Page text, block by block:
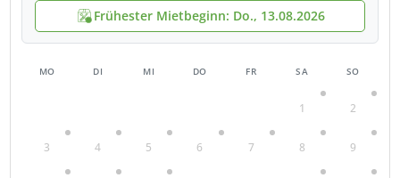
Frühester Mietbeginn: Do., 13.08.2026
MO DI MI DO FR SA SO
1 2
3 4 5 6 7 8 9